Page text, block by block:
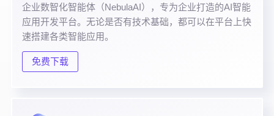
企业数智化智能体（NebulaAI），专为企业打造的AI智能
应用开发平台。无论是否有技术基础，都可以在平台上快
速搭建各类智能应用。
免费下载